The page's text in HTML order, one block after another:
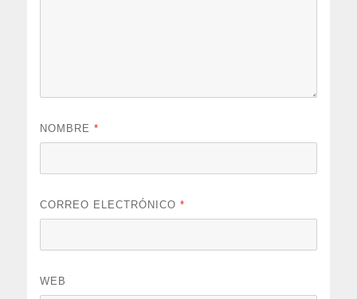
NOMBRE*
CORREO ELECTRÓNICO*
WEB